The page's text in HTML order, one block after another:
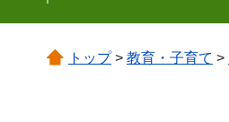
トップ> 教育・子育て >